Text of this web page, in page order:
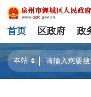
首页 区政府 政